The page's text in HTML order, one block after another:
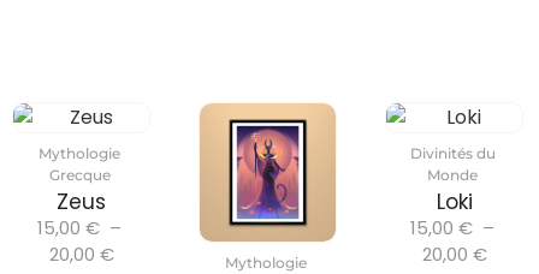
Mythologie
Grecque
Zeus
15,00 € –
20,00 €
Mythologie
Divinités du
Monde
Loki
15,00 € –
20,00 €